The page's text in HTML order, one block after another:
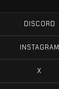
DISCORD
INSTAGRAM
X